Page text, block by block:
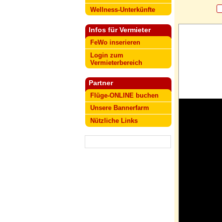
Wellness-Unterkünfte
Infos für Vermieter
FeWo inserieren
Login zum
Vermieterbereich
Partner
Flüge-ONLINE buchen
Unsere Bannerfarm
Nützliche Links